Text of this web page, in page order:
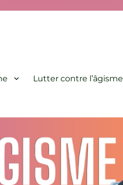
Lutter contre l’âgisme